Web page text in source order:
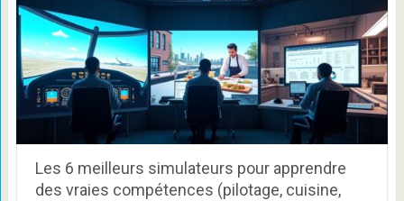
Les 6 meilleurs simulateurs pour apprendre
des vraies compétences (pilotage, cuisine,